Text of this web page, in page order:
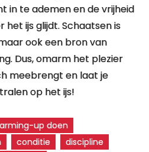
in te ademen en de vrijheid
het ijs glijdt. Schaatsen is
ook een bron van
Dus, omarm het plezier
meebrengt en laat je
op het ijs!
up doen
conditie
discipline